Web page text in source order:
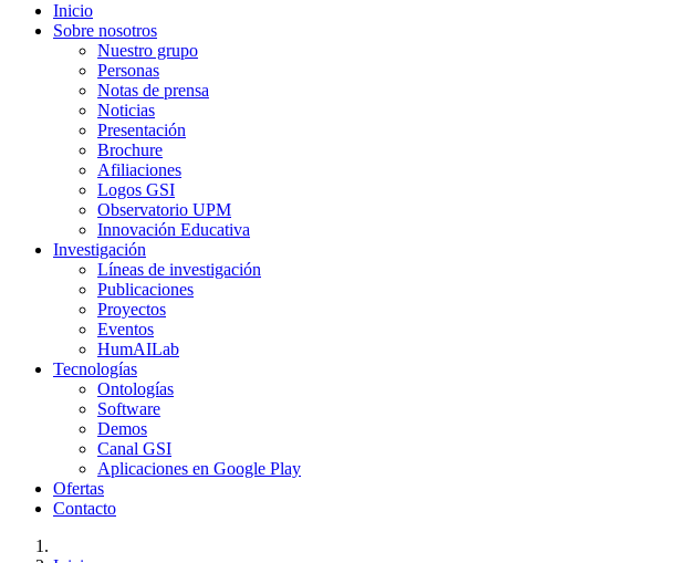
Inicio
Sobre nosotros
Nuestro grupo
Personas
Notas de prensa
Noticias
Presentación
Brochure
Afiliaciones
Logos GSI
Observatorio UPM
Innovación Educativa
Investigación
Líneas de investigación
Publicaciones
Proyectos
Eventos
HumAILab
Tecnologías
Ontologías
Software
Demos
Canal GSI
Aplicaciones en Google Play
Ofertas
Contacto